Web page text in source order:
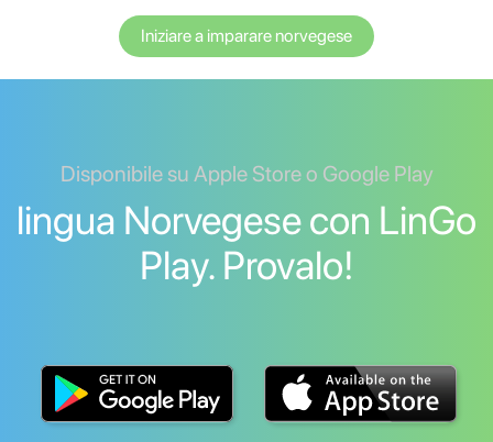
Iniziare a imparare norvegese
Disponibile su Apple Store o Google Play
lingua Norvegese con LinGo
Play. Provalo!